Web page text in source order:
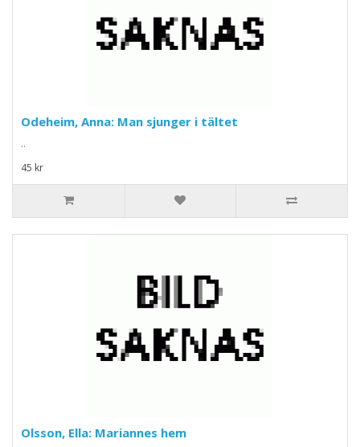
Odeheim, Anna: Man sjunger i tältet
..
45 kr
Olsson, Ella: Mariannes hem